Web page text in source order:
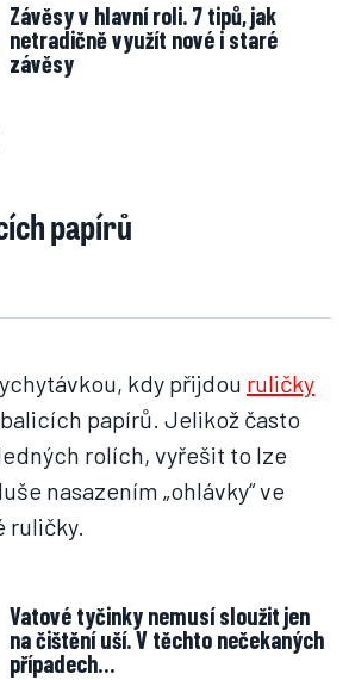
Závěsy v hlavní roli. 7 tipů, jak
netradičně využít nové i staré
závěsy
papírů
kdy přijdou ruličky
papírů. Jelikož často
rolích, vyřešit to lze
nasazením „ohlávky“ ve
ruličky.
Vatové tyčinky nemusí sloužit jen
na čištění uší. V těchto nečekaných
případech…